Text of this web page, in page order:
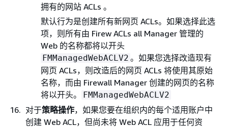
拥有的网站 ACLs 。
默认行为是创建所有新网页 ACLs。如果选择此选
项，则所有由 Firew ACLs all Manager 管理的
Web 的名称都将以开头
FMManagedWebACLV2 。如果您选择改造现有
网页 ACLs，则改造后的网页 ACLs 将使用其原始
名称，而由 Firewall Manager 创建的网页的名称
将以开头。
FMManagedWebACLV2
对于策略操作，如果您要在组织内的每个适用账户中
创建 Web ACL，但尚未将 Web ACL 应用于任何资